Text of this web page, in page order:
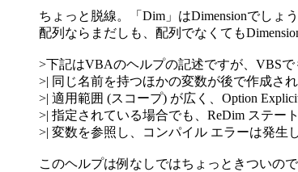
ちょっと脱線。「Dim」はDimensionでしょ
配列ならまだしも、配列でなくても
>下記はVBAのヘルプの記述ですが、VBSで
>| 同じ名前を持つほかの変数が後で作成さ
>| 適用範囲 (スコープ) が広く、Option
>| 指定されている場合でも、ReDim ステー
>| 変数を参照し、コンパイル エラーは発生
このヘルプは例なしではちょっときついの